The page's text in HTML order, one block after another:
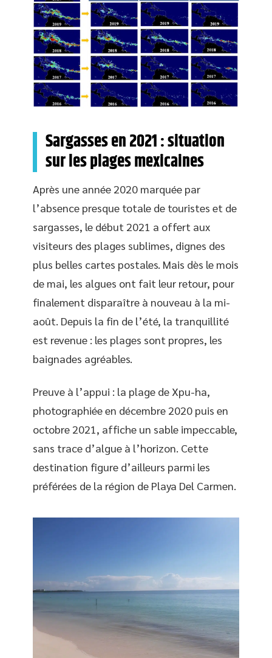
Sargasses en 2021 : situation
sur les plages mexicaines
Après une année 2020 marquée par
l’absence presque totale de touristes et de
sargasses, le début 2021 a offert aux
visiteurs des plages sublimes, dignes des
plus belles cartes postales. Mais dès le mois
de mai, les algues ont fait leur retour, pour
finalement disparaître à nouveau à la mi-
août. Depuis la fin de l’été, la tranquillité
est revenue : les plages sont propres, les
baignades agréables.
Preuve à l’appui : la plage de Xpu-ha,
photographiée en décembre 2020 puis en
octobre 2021, affiche un sable impeccable,
sans trace d’algue à l’horizon. Cette
destination figure d’ailleurs parmi les
préférées de la région de Playa Del Carmen.